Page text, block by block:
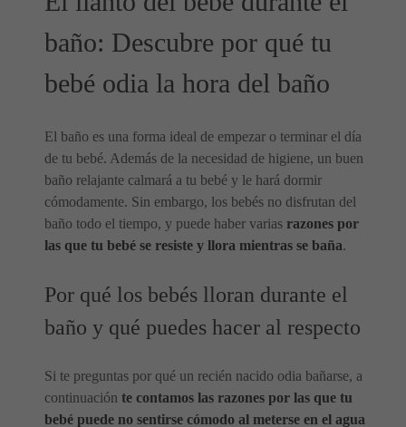
baño: Descubre por qué tu
bebé odia la hora del baño
El baño es una forma ideal de empezar o terminar el día
de tu bebé. Además de la necesidad de higiene, un buen
baño relajante calmará a tu bebé y le hará dormir
cómodamente. Sin embargo, los bebés no disfrutan del
baño todo el tiempo, y puede haber varias razones por
las que tu bebé se resiste y llora mientras se baña.
Por qué los bebés lloran durante el
baño y qué puedes hacer al respecto
Si te preguntas por qué un recién nacido odia bañarse, a
continuación te contamos las razones por las que tu
bebé puede no sentirse cómodo al meterse en el agua